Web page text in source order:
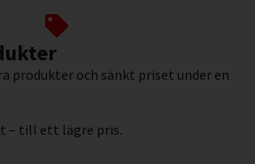
produkter och sänkt priset under en
– till ett lägre pris.